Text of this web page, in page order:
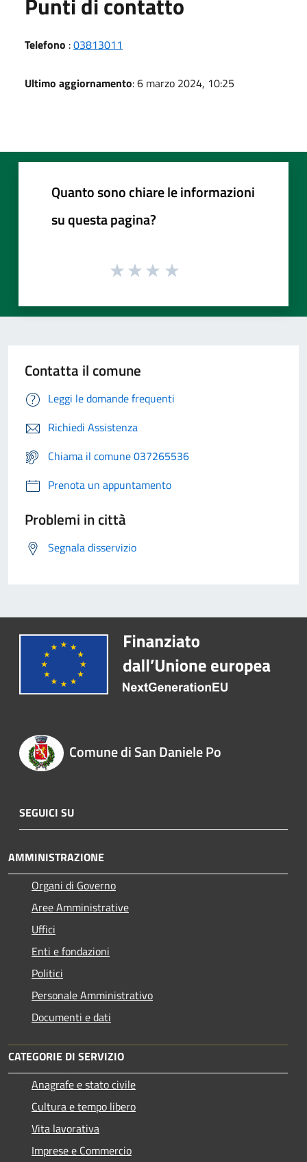
Telefono :03813011
Ultimo aggiornamento: 6 marzo 2024, 10:25
Quanto sono chiare le informazioni
su questa pagina?
Contatta il comune
Leggi le domande frequenti
Richiedi Assistenza
Chiama il comune 037265536
Prenota un appuntamento
Problemi in città
Segnala disservizio
Comune di San Daniele Po
SEGUICI SU
AMMINISTRAZIONE
Organi di Governo
Aree Amministrative
Uffici
Enti e fondazioni
Politici
Personale Amministrativo
Documenti e dati
CATEGORIE DI SERVIZIO
Anagrafe e stato civile
Cultura e tempo libero
Vita lavorativa
Imprese e Commercio